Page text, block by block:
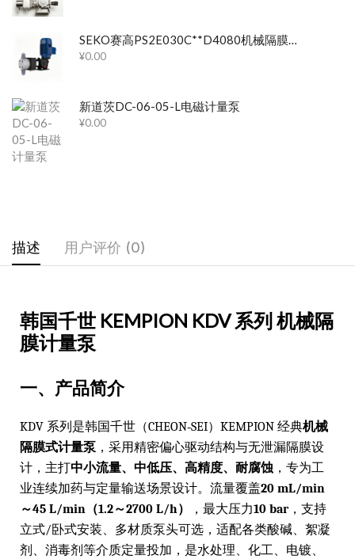
SEKO赛高PS2E030C**D4080机械隔膜计量泵
¥0.00
新道茨DC-06-05-L电磁计量泵
¥0.00
描述 用户评价 (0)
韩国千世 KEMPION KDV 系列 机械隔
膜计量泵
一、产品简介
KDV 系列是韩国千世（CHEON‑SEI）KEMPION 经典机械
隔膜式计量泵 ，采用精密偏心驱动结构与无泄漏隔膜设
计，主打中小流量、中低压、高精度、耐腐蚀 ，专为工
业连续加药与定量输送场景设计。流量覆盖20 mL/min
～45 L/min（1.2～2700 L/h）
，最大压力10 bar，支持
立式/卧式安装、多材质泵头可选，适配各类酸碱、絮凝
剂、消毒剂等介质定量投加，是水处理、化工、电镀、